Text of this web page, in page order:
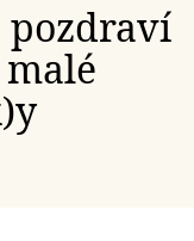
pozdraví